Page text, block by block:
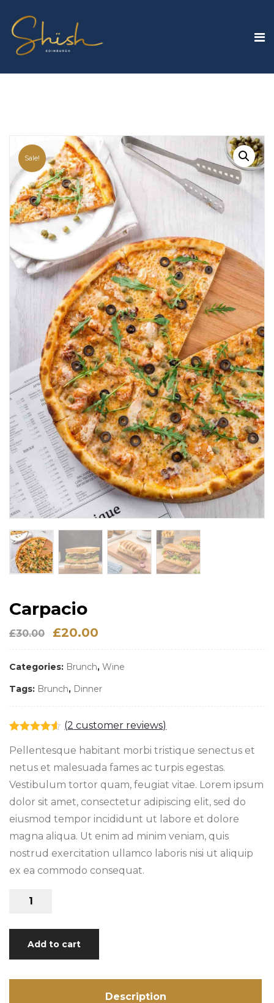
Sale!
Carpacio
£30.00 £20.00
Categories: Brunch, Wine
Tags: Brunch, Dinner
out of 5
customer
ratings
(2 customer reviews)
Pellentesque habitant morbi tristique senectus et
netus et malesuada fames ac turpis egestas.
Vestibulum tortor quam, feugiat vitae. Lorem ipsum
dolor sit amet, consectetur adipiscing elit, sed do
eiusmod tempor incididunt ut labore et dolore
magna aliqua. Ut enim ad minim veniam, quis
nostrud exercitation ullamco laboris nisi ut aliquip
ex ea commodo consequat.
Carpacio
Add to cart
Description